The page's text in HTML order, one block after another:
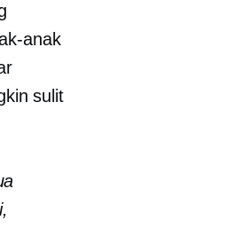
anak
sulit